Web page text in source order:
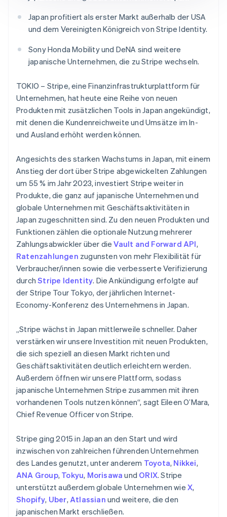
Betrugsprävention
Atlas
Start-up-Gründung
CO₂-Entnahme
Identity
Stripe-Sessions 2026
Jetzt ansehen
Partner
Japan profitiert als erster Markt außerhalb der USA
und dem Vereinigten Königreich von Stripe Identity.
Sony Honda Mobility und DeNA sind weitere
japanische Unternehmen, die zu Stripe wechseln.
TOKIO – Stripe, eine Finanzinfrastrukturplattform für
Unternehmen, hat heute eine Reihe von neuen
Produkten mit zusätzlichen Tools in Japan angekündigt,
mit denen die Kundenreichweite und Umsätze im In-
und Ausland erhöht werden können.
Angesichts des starken Wachstums in Japan, mit einem
Anstieg der dort über Stripe abgewickelten Zahlungen
um 55 % im Jahr 2023, investiert Stripe weiter in
Produkte, die ganz auf japanische Unternehmen und
globale Unternehmen mit Geschäftsaktivitäten in
Japan zugeschnitten sind. Zu den neuen Produkten und
Funktionen zählen die optionale Nutzung mehrerer
Zahlungsabwickler über dieVault and Forward API,
Ratenzahlungen zugunsten von mehr Flexibilität für
Verbraucher/innen sowie die verbesserte Verifizierung
durchStripe Identity. Die Ankündigung erfolgte auf
der Stripe Tour Tokyo, der jährlichen Internet-
Economy-Konferenz des Unternehmens in Japan.
„Stripe wächst in Japan mittlerweile schneller. Daher
verstärken wir unsere Investition mit neuen Produkten,
die sich speziell an diesen Markt richten und
Geschäftsaktivitäten deutlich erleichtern werden.
Außerdem öffnen wir unsere Plattform, sodass
japanische Unternehmen Stripe zusammen mit ihren
vorhandenen Tools nutzen können“, sagt Eileen O’Mara,
Chief Revenue Officer von Stripe.
Stripe ging 2015 in Japan an den Start und wird
inzwischen von zahlreichen führenden Unternehmen
des Landes genutzt, unter anderem Toyota, Nikkei,
ANA Group, Tokyu, Morisawa und ORIX. Stripe
unterstützt außerdem globale Unternehmen wieX,
Shopify, Uber,Atlassian und weitere, die den
japanischen Markt erschließen.